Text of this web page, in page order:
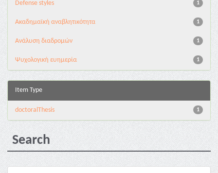
1
Defense styles
1
Ακαδημαϊκή αναβλητικότητα
1
Ανάλυση διαδρομών
1
Ψυχολογική ευημερία
Item Type
1
doctoralThesis
Search